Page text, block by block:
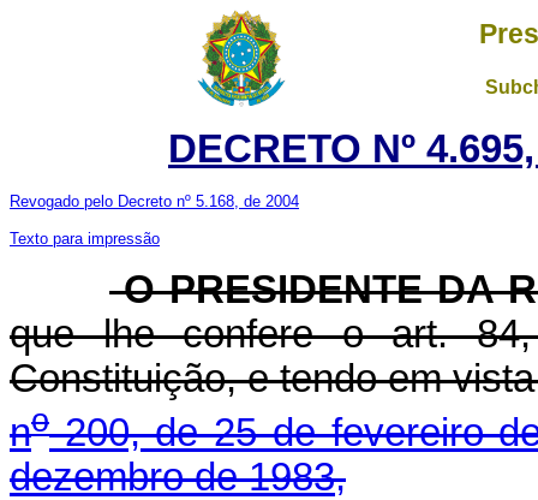
DECRETO Nº
Revogado pelo Decreto nº 5.168, de 2004
Texto para impressão
O PRESIDENTE DA
que lhe confere o art.
Constituição, e tendo em
no200, de 25 de fevereiro
dezembro de 1983,